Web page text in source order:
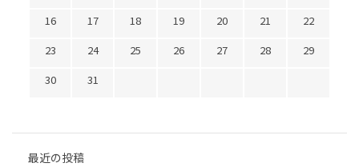
16
17 18 19 20 21
22
23
24 25 26 27 28
29
30
31
最近の投稿